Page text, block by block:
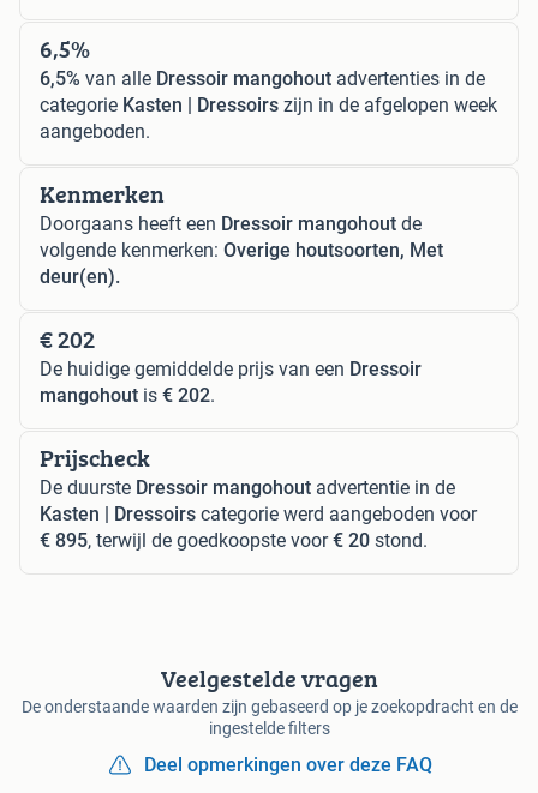
6,5%
6,5% van alle Dressoir mangohout advertenties in de
categorie Kasten | Dressoirs zijn in de afgelopen week
aangeboden.
Kenmerken
Doorgaans heeft een Dressoir mangohout de
volgende kenmerken: Overige houtsoorten, Met
deur(en).
€ 202
De huidige gemiddelde prijs van een Dressoir
mangohout is € 202.
Prijscheck
De duurste Dressoir mangohout advertentie in de
Kasten | Dressoirs categorie werd aangeboden voor
€ 895, terwijl de goedkoopste voor€ 20 stond.
Veelgestelde vragen
De onderstaande waarden zijn gebaseerd op je zoekopdracht en de
ingestelde filters
Deel opmerkingen over deze FAQ